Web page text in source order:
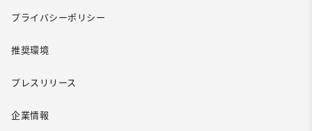
プライバシーポリシー
推奨環境
プレスリリース
企業情報